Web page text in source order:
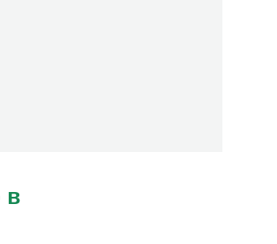
в